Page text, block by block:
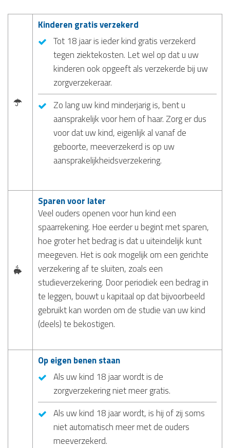
Kinderen gratis verzekerd
Tot 18 jaar is ieder kind gratis verzekerd
tegen ziektekosten. Let wel op dat u uw
kinderen ook opgeeft als verzekerde bij uw
zorgverzekeraar.
Zo lang uw kind minderjarig is, bent u
aansprakelijk voor hem of haar. Zorg er dus
voor dat uw kind, eigenlijk al vanaf de
geboorte, meeverzekerd is op uw
aansprakelijkheidsverzekering.
Sparen voor later
Veel ouders openen voor hun kind een
spaarrekening. Hoe eerder u begint met sparen,
hoe groter het bedrag is dat u uiteindelijk kunt
meegeven. Het is ook mogelijk om een gerichte
verzekering af te sluiten, zoals een
studieverzekering. Door periodiek een bedrag in
te leggen, bouwt u kapitaal op dat bijvoorbeeld
gebruikt kan worden om de studie van uw kind
(deels) te bekostigen.
Op eigen benen staan
Als uw kind 18 jaar wordt is de
zorgverzekering niet meer gratis.
Als uw kind 18 jaar wordt, is hij of zij soms
niet automatisch meer met de ouders
meeverzekerd.